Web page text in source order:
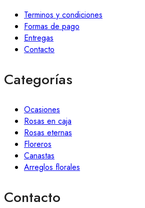
Terminos y condiciones
Formas de pago
Entregas
Contacto
Categorías
Ocasiones
Rosas en caja
Rosas eternas
Floreros
Canastas
Arreglos florales
Contacto